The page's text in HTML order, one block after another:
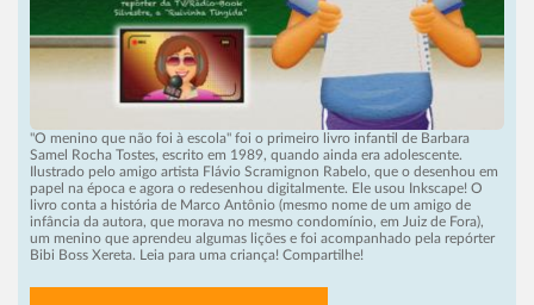
"O menino que não foi à escola" foi o primeiro livro infantil de Barbara
Samel Rocha Tostes, escrito em 1989, quando ainda era adolescente.
Ilustrado pelo amigo artista Flávio Scramignon Rabelo, que o desenhou em
papel na época e agora o redesenhou digitalmente. Ele usou Inkscape! O
livro conta a história de Marco Antônio (mesmo nome de um amigo de
infância da autora, que morava no mesmo condomínio, em Juiz de Fora),
um menino que aprendeu algumas lições e foi acompanhado pela repórter
Bibi Boss Xereta. Leia para uma criança! Compartilhe!